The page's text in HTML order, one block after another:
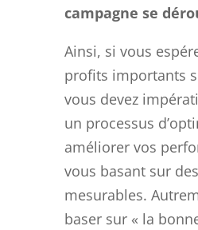
campagne se
Ainsi, si vous
profits importants
vous devez
un processus
améliorer vos
vous basant sur
mesurables.
baser sur « la